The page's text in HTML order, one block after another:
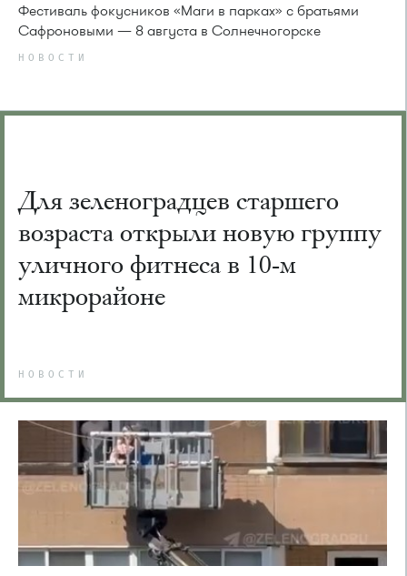
Фестиваль фокусников «Маги в парках» с братьями
Сафроновыми — 8 августа в Солнечногорске
НОВОСТИ
Для зеленоградцев старшего
возраста открыли новую группу
уличного фитнеса в 10-м
микрорайоне
НОВОСТИ